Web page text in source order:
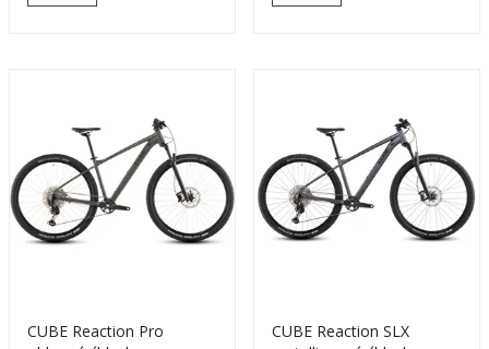
CUBE Reaction Pro
CUBE Reaction SLX